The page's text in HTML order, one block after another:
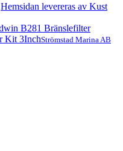
Hemsidan levereras av Kust
Strömstad Marina AB